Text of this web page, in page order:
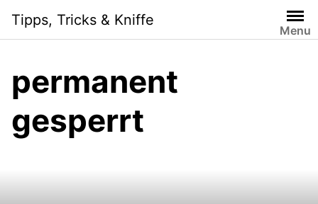
content
Tipps, Tricks & Kniffe
Menu
permanent
gesperrt